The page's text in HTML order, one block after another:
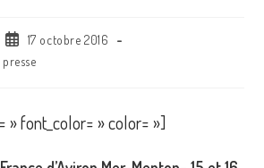
Publication
17 octobre 2016
» font_color= » color= »]